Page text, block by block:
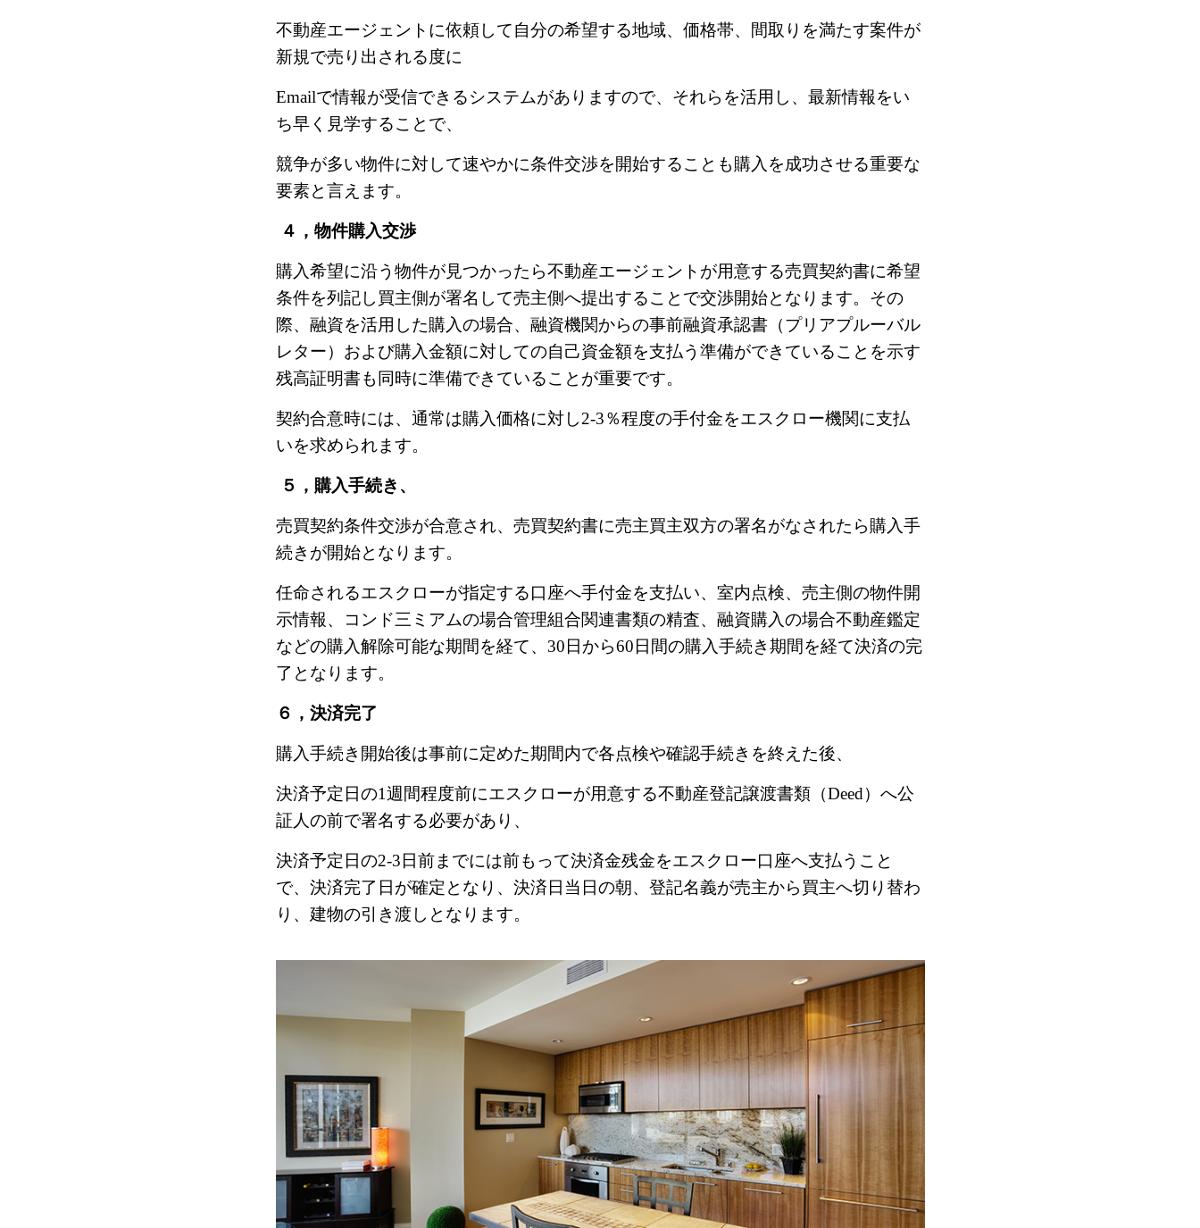
不動産エージェントに依頼して自分の希望する地域、価格帯、間取りを満たす案件が
新規で売り出される度に
Emailで情報が受信できるシステムがありますので、それらを活用し、最新情報をい
ち早く見学することで、
競争が多い物件に対して速やかに条件交渉を開始することも購入を成功させる重要な
要素と言えます。
４，物件購入交渉
購入希望に沿う物件が見つかったら不動産エージェントが用意する売買契約書に希望
条件を列記し買主側が署名して売主側へ提出することで交渉開始となります。その
際、融資を活用した購入の場合、融資機関からの事前融資承認書（プリアプルーバル
レター）および購入金額に対しての自己資金額を支払う準備ができていることを示す
残高証明書も同時に準備できていることが重要です。
契約合意時には、通常は購入価格に対し2-3％程度の手付金をエスクロー機関に支払
いを求められます。
５，購入手続き、
売買契約条件交渉が合意され、売買契約書に売主買主双方の署名がなされたら購入手
続きが開始となります。
任命されるエスクローが指定する口座へ手付金を支払い、室内点検、売主側の物件開
示情報、コンド三ミアムの場合管理組合関連書類の精査、融資購入の場合不動産鑑定
などの購入解除可能な期間を経て、30 日から60 日間の購入手続き期間を経て決済の完
了となります。
６，決済完了
購入手続き開始後は事前に定めた期間内で各点検や確認手続きを終えた後、
決済予定日の1週間程度前にエスクローが用意する不動産登記譲渡書類（Deed）へ公
証人の前で署名する必要があり、
決済予定日の2-3 日前までには前もって決済金残金をエスクロー口座へ支払うこと
で、決済完了日が確定となり、決済日当日の朝、登記名義が売主から買主へ切り替わ
り、建物の引き渡しとなります。